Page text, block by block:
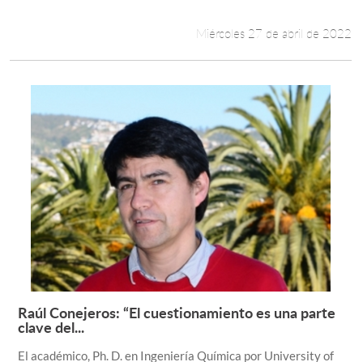
Miércoles 27 de abril de 2022
Leer más +
Raúl Conejeros: “El cuestionamiento es una parte
clave del...
El académico, Ph. D. en Ingeniería Química por University of